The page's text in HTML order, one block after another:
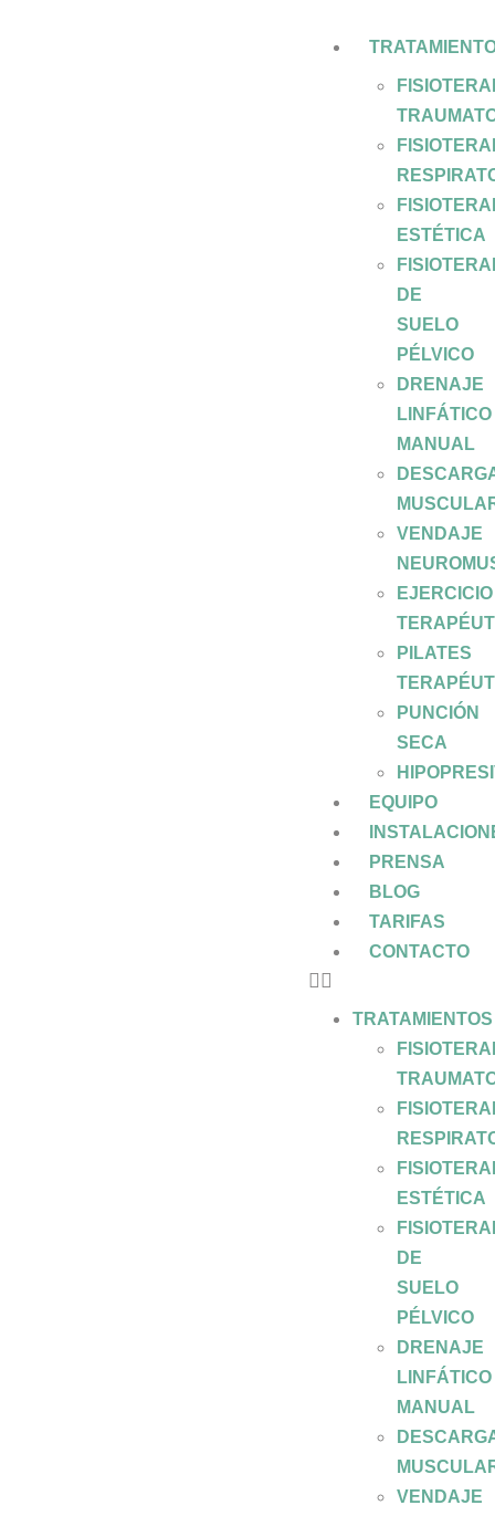
ESTÉTICA
DE
SUELO
PÉLVICO
DRENAJE
LINFÁTICO
MANUAL
VENDAJE
EJERCICIO
PILATES
PUNCIÓN
SECA
EQUIPO
PRENSA
BLOG
TARIFAS
CONTACTO
TRATAMIENTOS
ESTÉTICA
DE
SUELO
PÉLVICO
DRENAJE
LINFÁTICO
MANUAL
VENDAJE